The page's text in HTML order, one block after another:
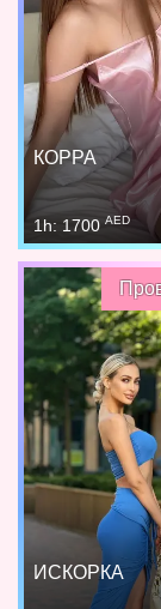
КОРРА
1h: 1700 AED
ИСКОРКА